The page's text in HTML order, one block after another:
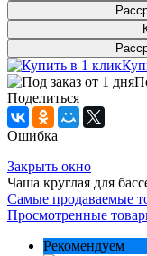
Поделиться
Ошибка
Закрыть окно
Чаша круглая для
Самые продаваемые
Просмотренные
Рекомендуем